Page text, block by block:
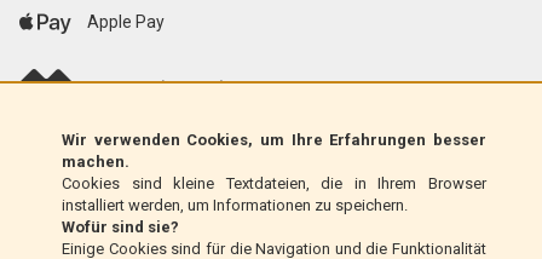
Wir verwenden Cookies, um Ihre Erfahrungen besser
machen.
Cookies sind kleine Textdateien, die in Ihrem Browser
installiert werden, um Informationen zu speichern.
Wofür sind sie?
Einige Cookies sind für die Navigation und die Funktionalität
Apple Pay
scalapay (EU only)
Klarna (nur EU)
Zahlungsanweisung (nur Italien)